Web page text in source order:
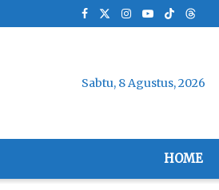
Sabtu, 8 Agustus, 2026
HOME